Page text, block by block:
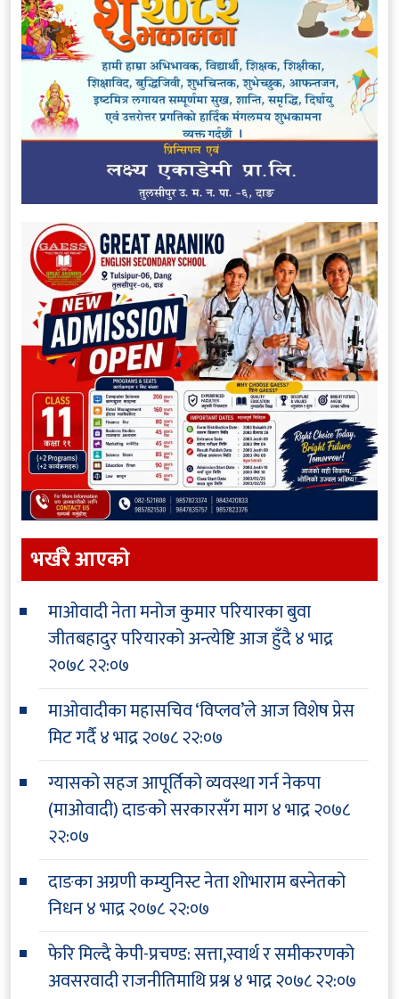
भर्खरै आएकाे
माओवादी नेता मनोज कुमार परियारका बुवा
जीतबहादुर परियारको अन्त्येष्टि आज हुँदै४ भाद्र
२०७८ २२:०७
माओवादीका महासचिव ‘विप्लव’ले आज विशेष प्रेस
मिट गर्दै४ भाद्र २०७८ २२:०७
ग्यासको सहज आपूर्तिको व्यवस्था गर्न नेकपा
(माओवादी) दाङको सरकारसँग माग४ भाद्र २०७८
२२:०७
दाङका अग्रणी कम्युनिस्ट नेता शोभाराम बस्नेतको
निधन४ भाद्र २०७८ २२:०७
फेरि मिल्दै केपी-प्रचण्ड: सत्ता,स्वार्थ र समीकरणको
अवसरवादी राजनीतिमाथि प्रश्न४ भाद्र २०७८ २२:०७